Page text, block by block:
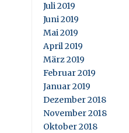
Juli 2019
Juni 2019
Mai 2019
April 2019
März 2019
Februar 2019
Januar 2019
Dezember 2018
November 2018
Oktober 2018